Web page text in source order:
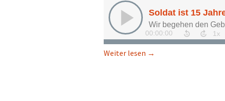
Weiter lesen Soldat ist 15 Jahre:
→